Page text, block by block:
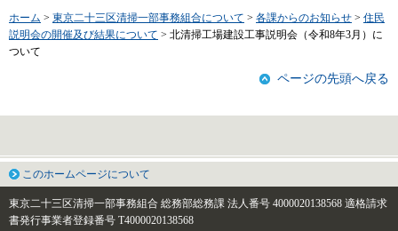
ホーム > 東京二十三区清掃一部事務組合について > 各課からのお知らせ > 住民
説明会の開催及び結果について > 北清掃工場建設工事説明会（令和8年3月）に
ついて
ページの先頭へ戻る
このホームページについて
東京二十三区清掃一部事務組合 総務部総務課 法人番号 4000020138568 適格請求
書発行事業者登録番号 T4000020138568